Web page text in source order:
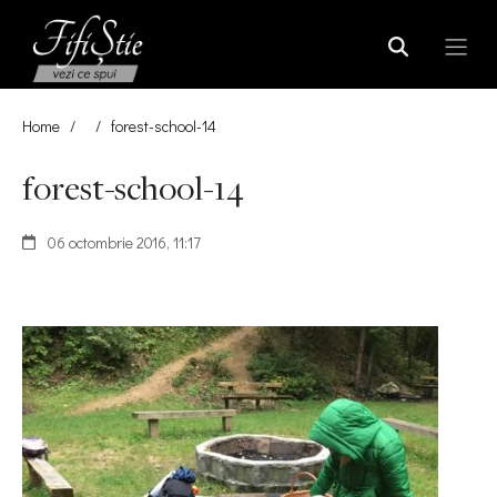
Home / / forest-school-14
forest-school-14
06 octombrie 2016, 11:17